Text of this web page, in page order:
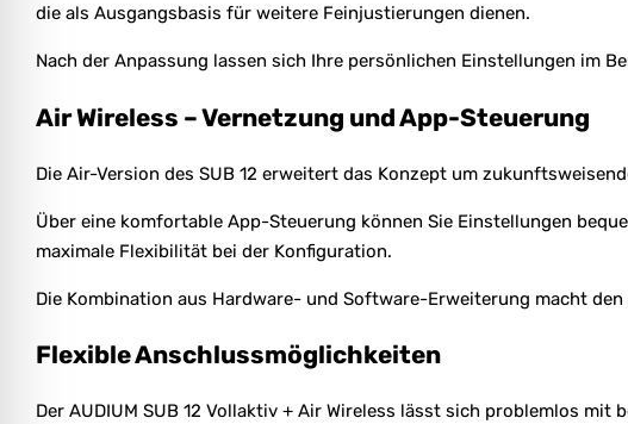
die als Ausgangsbasis für weitere Feinjustierungen dienen.
Nach der Anpassung lassen sich Ihre persönlichen Einstellungen im
Air Wireless – Vernetzung und App-Steuerung
Die Air-Version des SUB 12 erweitert das Konzept um
Über eine komfortable App-Steuerung können Sie Einstellungen
maximale Flexibilität bei der Konfiguration.
Die Kombination aus Hardware- und Software-Erweiterung macht
Flexible Anschlussmöglichkeiten
Der AUDIUM SUB 12 Vollaktiv + Air Wireless lässt sich problemlos